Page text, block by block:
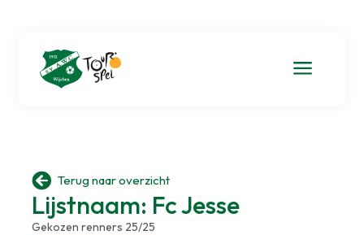
a
 Terug naar overzicht
Lijstnaam: Fc Jesse
Gekozen renners 25/25